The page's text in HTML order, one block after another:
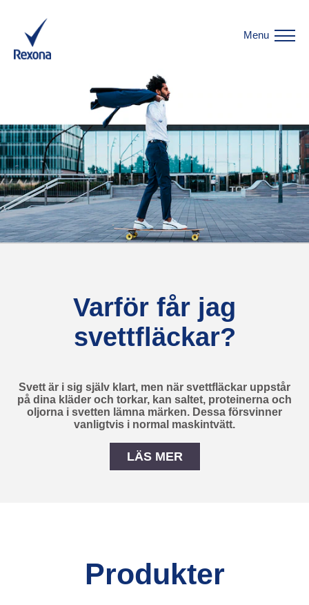
Menu
Varför får jag
svettfläckar?
Svett är i sig själv klart, men när svettfläckar uppstår
på dina kläder och torkar, kan saltet, proteinerna och
oljorna i svetten lämna märken. Dessa försvinner
vanligtvis i normal maskintvätt.
LÄS MERVarför får jag
Produkter